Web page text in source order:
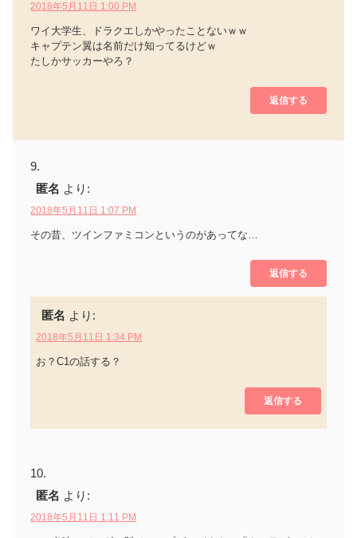
2018年5月11日 1:00 PM
ワイ大学生、ドラクエしかやったことないｗｗ
キャプテン翼は名前だけ知ってるけどｗ
たしかサッカーやろ？
返信する
匿名 より:
2018年5月11日 1:07 PM
その昔、ツインファミコンというのがあってな…
返信する
匿名 より:
2018年5月11日 1:34 PM
お？C1の話する？
返信する
匿名 より:
2018年5月11日 1:11 PM